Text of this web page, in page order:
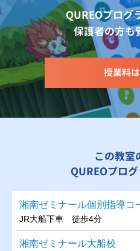
QUREOプログ
保護者の方も
授業料
この教室
QUREOプロ
湘南ゼミナール個別指導コ
JR大船下車 徒歩4分
湘南ゼミナール大船校